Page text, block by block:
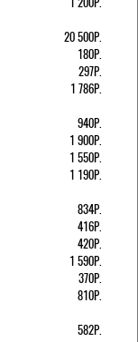
20 500Р.
180Р.
297Р.
1 786Р.
940Р.
1 900Р.
1 550Р.
1 190Р.
834Р.
416Р.
420Р.
1 590Р.
370Р.
810Р.
582Р.